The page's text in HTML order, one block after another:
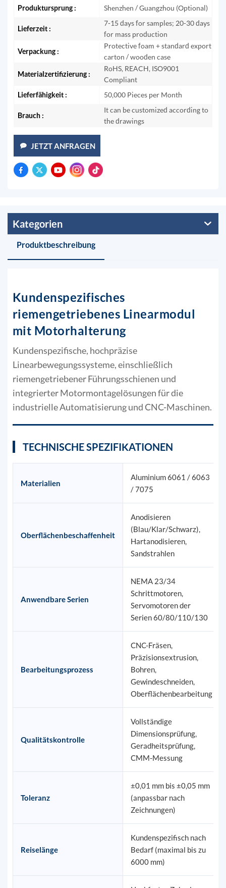
Produktursprung : Shenzhen / Guangzhou (Optional)
Lieferzeit :
7-15 days for samples; 20-30 days
for mass production
Verpackung :
Protective foam + standard export
carton / wooden case
Materialzertifizierung :
RoHS, REACH, ISO9001
Compliant
Lieferfähigkeit :
50,000 Pieces per Month
Brauch :
It can be customized according to
the drawings
JETZT ANFRAGEN
Kategorien
Produktbeschreibung
Kundenspezifisches
riemengetriebenes Linearmodul
mit Motorhalterung
Kundenspezifische, hochpräzise
Linearbewegungssysteme, einschließlich
riemengetriebener Führungsschienen und
integrierter Motormontagelösungen für die
industrielle Automatisierung und CNC-Maschinen.
TECHNISCHE SPEZIFIKATIONEN
Materialien
Aluminium 6061 / 6063
/ 7075
Oberflächenbeschaffenheit
Anodisieren
(Blau/Klar/Schwarz),
Hartanodisieren,
Sandstrahlen
Anwendbare Serien
NEMA 23/34
Schrittmotoren,
Servomotoren der
Serien 60/80/110/130
Bearbeitungsprozess
CNC-Fräsen,
Präzisionsextrusion,
Bohren,
Gewindeschneiden,
Oberflächenbearbeitung
Qualitätskontrolle
Vollständige
Dimensionsprüfung,
Geradheitsprüfung,
CMM-Messung
Toleranz
±0,01 mm bis ±0,05 mm
(anpassbar nach
Zeichnungen)
Reiselänge
Kundenspezifisch nach
Bedarf (maximal bis zu
6000 mm)